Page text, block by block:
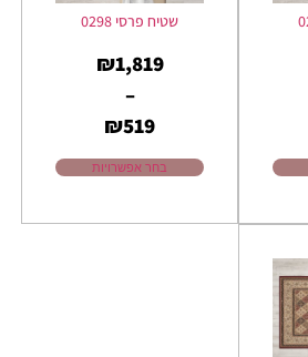
שטיח פרסי 0298
₪519
–
₪1,819
בחר אפשרויות